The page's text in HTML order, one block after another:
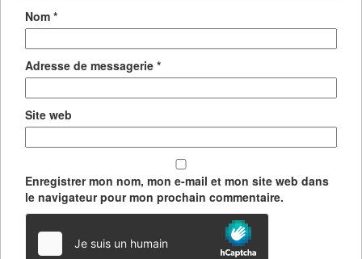
Nom *
Adresse de messagerie *
Site web
Enregistrer mon nom, mon e-mail et mon site web dans
le navigateur pour mon prochain commentaire.